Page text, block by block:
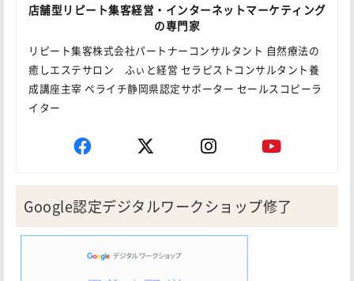
店舗型リピート集客経営・インターネットマーケティング
の専門家
リピート集客株式会社パートナーコンサルタント 自然療法の
癒しエステサロン ふぃと経営 セラピストコンサルタント養
成講座主宰 ペライチ静岡県認定サポーター セールスコピーラ
イター
Google認定デジタルワークショップ修了